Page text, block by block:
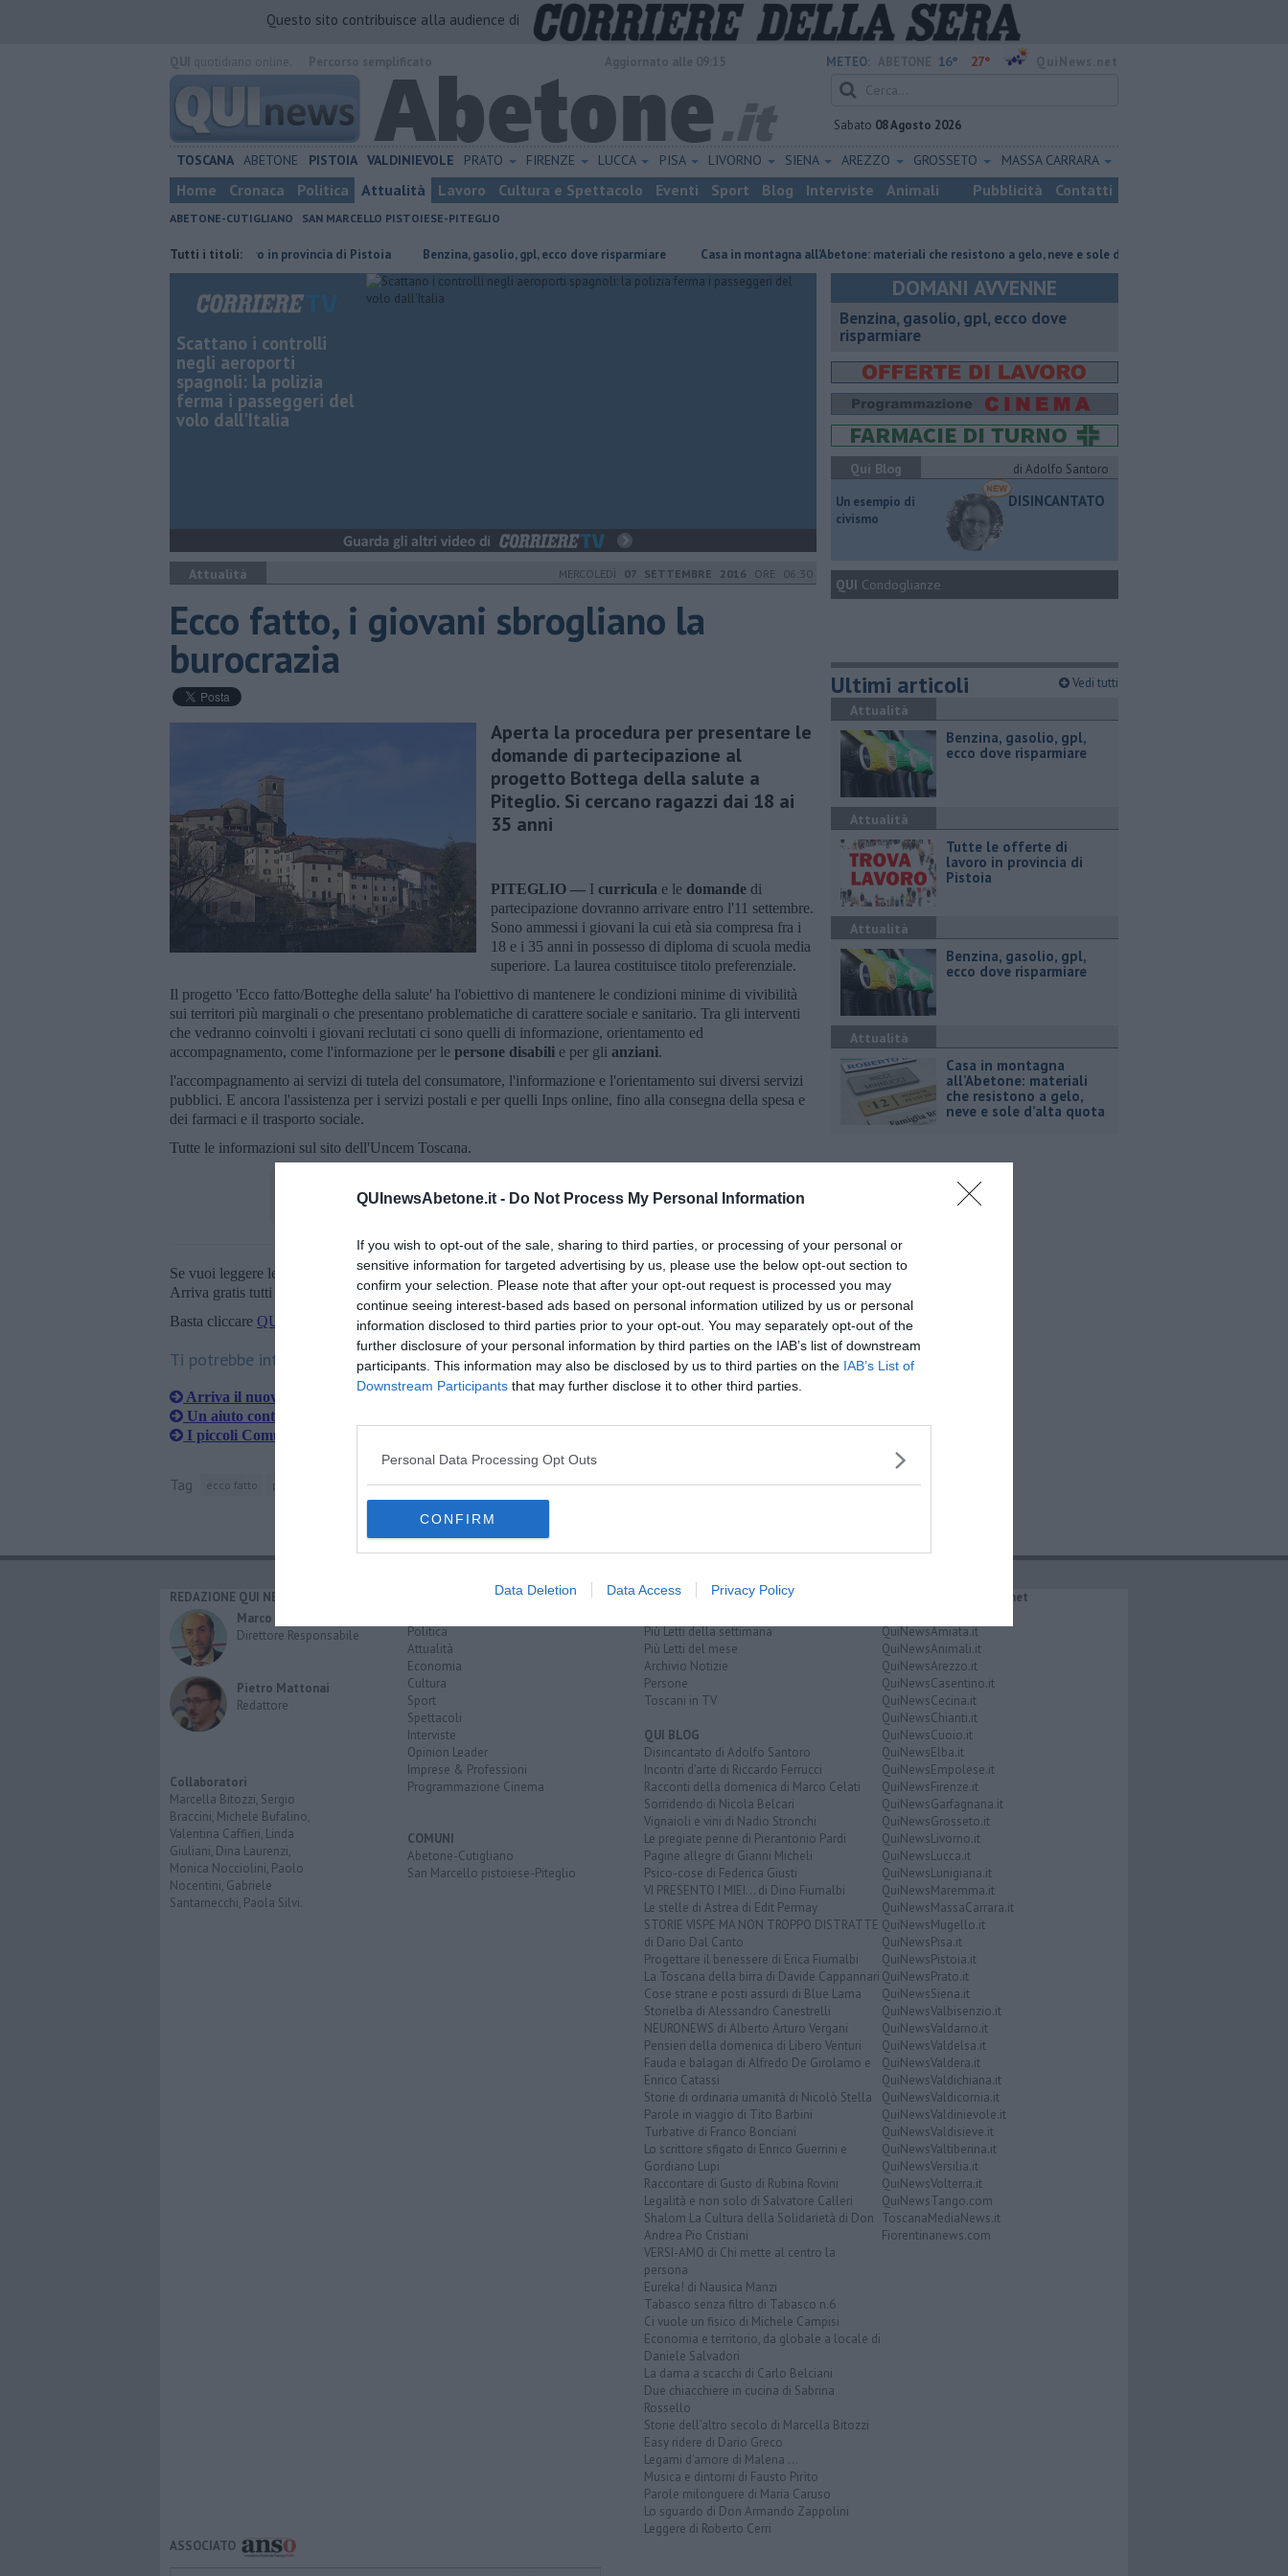
QUInewsAbetone.it - Do Not Process My Personal Information
If you wish to opt-out of the sale, sharing to third parties, or processing of your personal or
sensitive information for targeted advertising by us, please use the below opt-out section to
confirm your selection. Please note that after your opt-out request is processed you may
continue seeing interest-based ads based on personal information utilized by us or personal
information disclosed to third parties prior to your opt-out. You may separately opt-out of the
further disclosure of your personal information by third parties on the IAB’s list of downstream
participants. This information may also be disclosed by us to third parties on the IAB’s List of
Downstream Participants that may further disclose it to other third parties.
Personal Data Processing Opt Outs
CONFIRM
Data Deletion Data Access Privacy Policy
Questo sito contribuisce alla audience di
METEO: 16° 27°
Sabato 08 Agosto 2026
TOSCANA ABETONE PISTOIA VALDINIEVOLE PRATO FIRENZE LUCCA PISA LIVORNO SIENA AREZZO GROSSETO MASSA CARRARA
Home Cronaca Politica Attualità Lavoro Cultura e Spettacolo Eventi Sport Blog Interviste Animali Pubblicità Contatti
ABETONE-CUTIGLIANO SAN MARCELLO PISTOIESE-PITEGLIO
Tutti i titoli:
​Tutte le offerte di lavoro in provincia di Pistoia ​Benzina, gasolio, gpl, ecco dove risparmiare Casa in montagna all’Abetone: materiali che resistono a gelo, neve e sole d’alta quota
Scattano i controlli
negli aeroporti
spagnoli: la polizia
ferma i passeggeri del
volo dall'Italia
Attualità MERCOLEDÌ 07 SETTEMBRE 2016 ORE 06:30
Ecco fatto, i giovani sbrogliano la
burocrazia
Aperta la procedura per presentare le
domande di partecipazione al
progetto Bottega della salute a
Piteglio. Si cercano ragazzi dai 18 ai
35 anni
PITEGLIO — I curricula e le domande di
partecipazione dovranno arrivare entro l'11 settembre.
Sono ammessi i giovani la cui età sia compresa fra i
18 e i 35 anni in possesso di diploma di scuola media
superiore. La laurea costituisce titolo preferenziale.
Il progetto 'Ecco fatto/Botteghe della salute' ha l'obiettivo di mantenere le condizioni minime di vivibilità
sui territori più marginali o che presentano problematiche di carattere sociale e sanitario. Tra gli interventi
che vedranno coinvolti i giovani reclutati ci sono quelli di informazione, orientamento ed
accompagnamento, come l'informazione per le persone disabili e per gli anziani.
l'accompagnamento ai servizi di tutela del consumatore, l'informazione e l'orientamento sui diversi servizi
pubblici. E ancora l'assistenza per i servizi postali e per quelli Inps online, fino alla consegna della spesa e
dei farmaci e il trasporto sociale.
Tutte le informazioni sul sito dell'Uncem Toscana.
Se vuoi leggere le notizie principali della Toscana iscriviti allaNewsletter QUInews - ToscanaMedia.
Arriva gratis tutti i giorni alle 20:00 direttamente nella tua casella di posta.
Basta cliccare QUI
Ti potrebbe interessare anche:
Arriva il nuovo pediatra
Un aiuto contro la povertà
I piccoli Comuni chiedono autonomia
Tag ecco fatto piteglio scuola secondaria di secondo grado tutela del consumatore inps uncem toscana
DOMANI AVVENNE
​Benzina, gasolio, gpl, ecco dove
risparmiare
Qui Blog
di Adolfo Santoro
​Un esempio di
civismo
DISINCANTATO
QUI Condoglianze
Ultimi articoli Vedi tutti
Attualità
​Benzina, gasolio, gpl,
ecco dove risparmiare
Attualità
​Tutte le offerte di
lavoro in provincia di
Pistoia
Attualità
​Benzina, gasolio, gpl,
ecco dove risparmiare
Attualità
Casa in montagna
all’Abetone: materiali
che resistono a gelo,
neve e sole d’alta quota
REDAZIONE QUI NEWS
Marco Migli
Direttore Responsabile
Pietro Mattonai
Redattore
Collaboratori
Marcella Bitozzi, Sergio
Braccini, Michele Bufalino,
Valentina Caffieri, Linda
Giuliani, Dina Laurenzi,
Monica Nocciolini, Paolo
Nocentini, Gabriele
Santarnecchi, Paola Silvi.
Politica
Attualità
Economia
Cultura
Sport
Spettacoli
Interviste
Opinion Leader
Imprese & Professioni
Programmazione Cinema
COMUNI
Abetone-Cutigliano
San Marcello pistoiese-Piteglio
RUBRICHE
Più Letti della settimana
Più Letti del mese
Archivio Notizie
Persone
Toscani in TV
QUI BLOG
Disincantato di Adolfo Santoro
Incontri d'arte di Riccardo Ferrucci
Racconti della domenica di Marco Celati
Sorridendo di Nicola Belcari
Vignaioli e vini di Nadio Stronchi
Le pregiate penne di Pierantonio Pardi
Pagine allegre di Gianni Micheli
Psico-cose di Federica Giusti
VI PRESENTO I MIEI... di Dino Fiumalbi
Le stelle di Astrea di Edit Permay
STORIE VISPE MA NON TROPPO DISTRATTE
di Dario Dal Canto
Progettare il benessere di Erica Fiumalbi
La Toscana della birra di Davide Cappannari
Cose strane e posti assurdi di Blue Lama
Storielba di Alessandro Canestrelli
NEURONEWS di Alberto Arturo Vergani
Pensieri della domenica di Libero Venturi
Fauda e balagan di Alfredo De Girolamo e
Enrico Catassi
Storie di ordinaria umanità di Nicolò Stella
Parole in viaggio di Tito Barbini
Turbative di Franco Bonciani
Lo scrittore sfigato di Enrico Guerrini e
Gordiano Lupi
Raccontare di Gusto di Rubina Rovini
Legalità e non solo di Salvatore Calleri
Shalom La Cultura della Solidarietà di Don
Andrea Pio Cristiani
VERSI-AMO di Chi mette al centro la
persona
Eureka! di Nausica Manzi
Tabasco senza filtro di Tabasco n.6
Ci vuole un fisico di Michele Campisi
Economia e territorio, da globale a locale di
Daniele Salvadori
La dama a scacchi di Carlo Belciani
Due chiacchiere in cucina di Sabrina
Rossello
Storie dell'altro secolo di Marcella Bitozzi
Easy ridere di Dario Greco
Legami d'amore di Malena ...
Musica e dintorni di Fausto Pirìto
Parole milonguere di Maria Caruso
Lo sguardo di Don Armando Zappolini
Leggere di Roberto Cerri
IL NETWORK QuiNews.net
QuiNewsAmiata.it
QuiNewsAnimali.it
QuiNewsArezzo.it
QuiNewsCasentino.it
QuiNewsCecina.it
QuiNewsChianti.it
QuiNewsCuoio.it
QuiNewsElba.it
QuiNewsEmpolese.it
QuiNewsFirenze.it
QuiNewsGarfagnana.it
QuiNewsGrosseto.it
QuiNewsLivorno.it
QuiNewsLucca.it
QuiNewsLunigiana.it
QuiNewsMaremma.it
QuiNewsMassaCarrara.it
QuiNewsMugello.it
QuiNewsPisa.it
QuiNewsPistoia.it
QuiNewsPrato.it
QuiNewsSiena.it
QuiNewsValbisenzio.it
QuiNewsValdarno.it
QuiNewsValdelsa.it
QuiNewsValdera.it
QuiNewsValdichiana.it
QuiNewsValdicornia.it
QuiNewsValdinievole.it
QuiNewsValdisieve.it
QuiNewsValtiberina.it
QuiNewsVersilia.it
QuiNewsVolterra.it
QuiNewsTango.com
ToscanaMediaNews.it
Fiorentinanews.com
ASSOCIATO